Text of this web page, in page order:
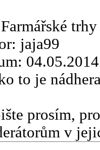
jaja99
to je
prosím,
v